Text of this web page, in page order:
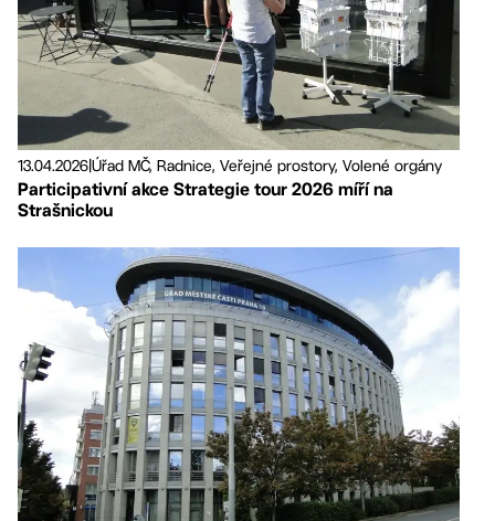
13.04.2026Úřad MČ, Radnice, Veřejné prostory, Volené orgány
Participativní akce Strategie tour 2026 míří na
Strašnickou